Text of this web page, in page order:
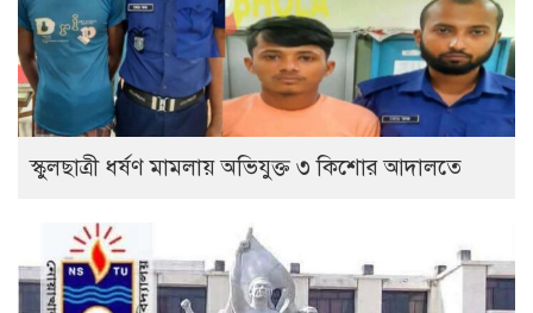
স্কুলছাত্রী ধর্ষণ মামলায় অভিযুক্ত ৩ কিশোর আদালতে